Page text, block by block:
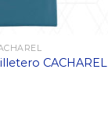
CACHAREL